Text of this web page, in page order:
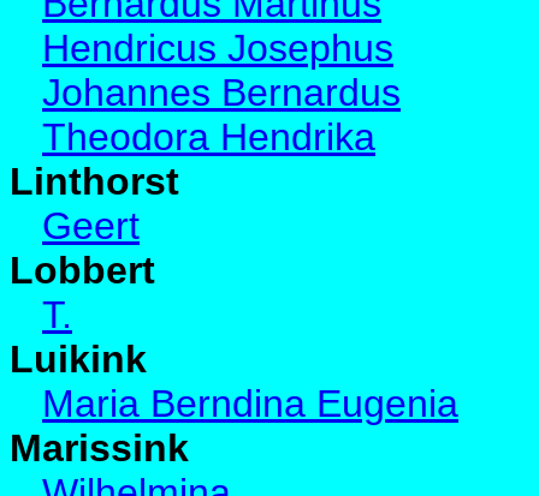
Hendricus Josephus
Johannes Bernardus
Theodora Hendrika
Linthorst
Geert
Lobbert
T.
Luikink
Maria Berndina Eugenia
Marissink